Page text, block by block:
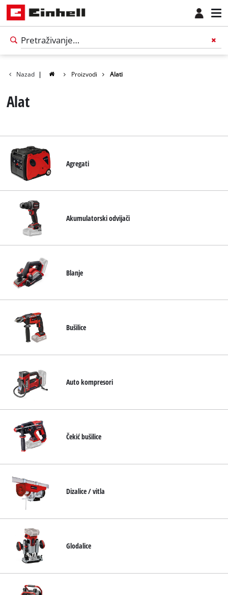
Hrvatski
HRHrvatski
English
Nazad | Proizvodi Alati
Alat
Agregati
Akumulatorski odvijači
Blanje
Bušilice
Auto kompresori
Čekić bušilice
Dizalice / vitla
Glodalice